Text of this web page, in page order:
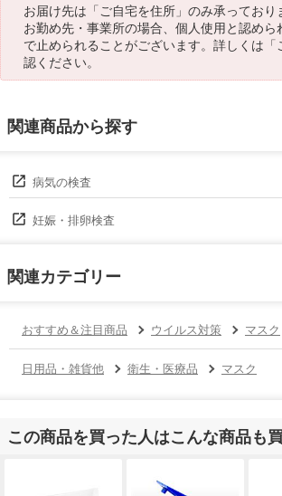
お届け先は「ご自宅を住所」のみ承ってお
お勤め先・事業所の場合、個人使用と認めら
で止められることがございます。詳しくは「
認ください。
関連商品から探す
病気の検査
妊娠・排卵検査
関連カテゴリー
おすすめ＆注目商品 ウイルス対策 マスク
日用品・雑貨他 衛生・医療品 マスク
この商品を買った人はこんな商品も